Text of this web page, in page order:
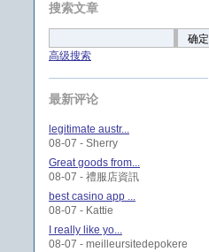
搜索文章
确定
高级搜索
最新评论
legitimate austr...
08-07 - Sherry
Great goods from...
08-07 - 禮服店資訊
best casino app ...
08-07 - Kattie
I really like yo...
08-07 - meilleursitedepokere